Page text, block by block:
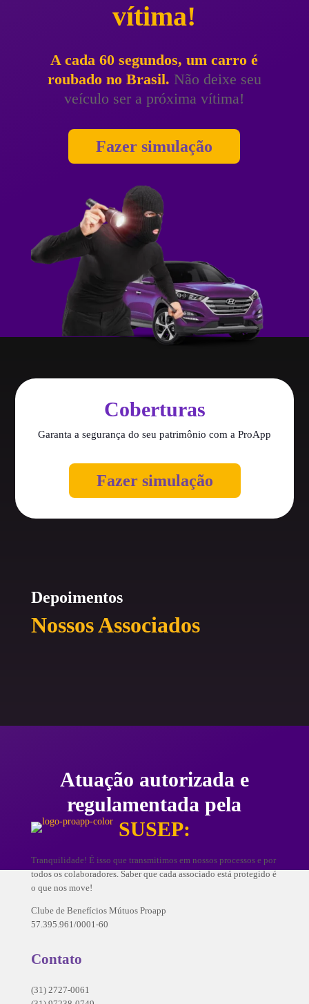
vítima!
A cada 60 segundos, um carro é
roubado no Brasil. Não deixe seu
veículo ser a próxima vítima!
Fazer simulação
Coberturas
Garanta a segurança do seu patrimônio com a ProApp
Fazer simulação
Depoimentos
Nossos Associados
Atuação autorizada e
regulamentada pela
SUSEP:
Tranquilidade! É isso que transmitimos em nossos processos e por
todos os colaboradores. Saber que cada associado está protegido é
o que nos move!
Clube de Benefícios Mútuos Proapp
57.395.961/0001-60
Contato
(31) 2727-0061